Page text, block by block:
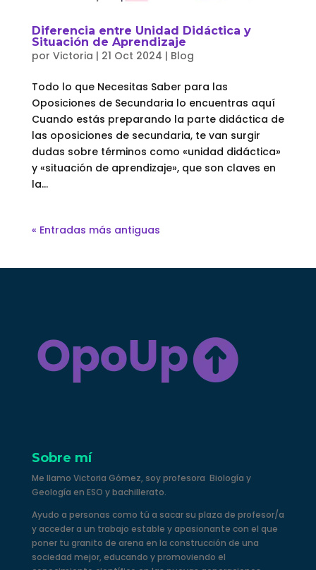
Diferencia entre Unidad Didáctica y
Situación de Aprendizaje
por Victoria | 21 Oct 2024 | Blog
Todo lo que Necesitas Saber para las
Oposiciones de Secundaria lo encuentras aquí
Cuando estás preparando la parte didáctica de
las oposiciones de secundaria, te van surgir
dudas sobre términos como «unidad didáctica»
y «situación de aprendizaje», que son claves en
la...
« Entradas más antiguas
Sobre mí
Me llamo Victoria Gómez, soy profesora Biología y
Geología en ESO y bachillerato.
Ayudo a personas como tú a sacar su plaza de profesor/a
y acceder a un trabajo estable y apasionante con el que
poner tu granito de arena en la construcción de una
sociedad mejor, educando y promoviendo el